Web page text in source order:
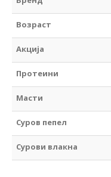
Возраст
Акција
Протеини
Масти
Суров пепел
Сурови влакна